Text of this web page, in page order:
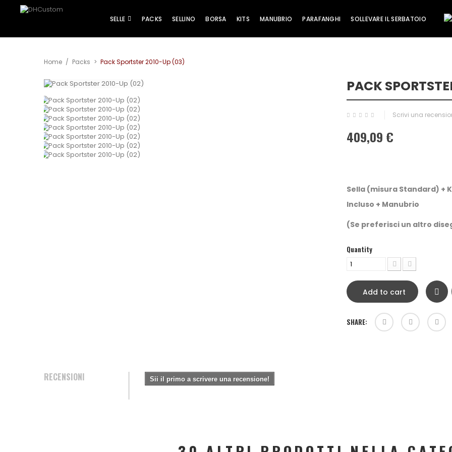
SELLE PACKS SELLINO BORSA KITS MANUBRIO PARAFANGHI SOLLEVARE IL SERBATOIO
Home / Packs > Pack Sportster 2010-Up (03)
PACK
Scrivi una
409,09 €
Sella (misura Standard) +
Incluso + Manubrio
(Se preferisci un altro
Quantity
Add to cart
SHARE:
RECENSIONI Sii il primo a scrivere una recensione!